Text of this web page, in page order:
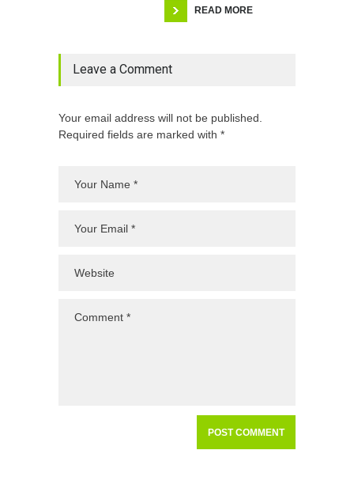
READ MORE
Leave a Comment
Your email address will not be published.
Required fields are marked with *